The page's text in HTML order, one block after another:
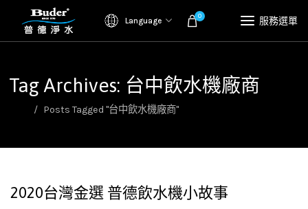
Language 0 服務選單
Tag Archives: 台中飲水機廠商
Posts Tagged "台中飲水機廠商"
2020台灣金選 普德飲水機小故事